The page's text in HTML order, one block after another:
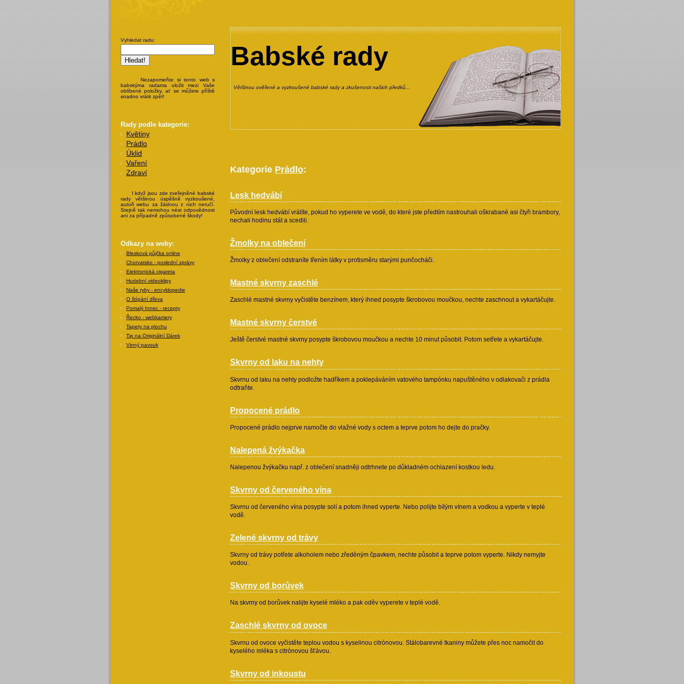
Babské rady
Většinou ověřené a vyzkoušené babské rady a zkušenosti našich předků...
Kategorie Prádlo:
Lesk hedvábí
Původní lesk hedvábí vrátíte, pokud ho vyperete ve vodě, do které jste předtím nastrouhali oškrabané asi čtyři brambory,
nechali hodinu stát a scedili.
Žmolky na oblečení
Žmolky z oblečení odstraníte třením látky v protisměru starými punčocháči.
Mastné skvrny zaschlé
Zaschlé mastné skvrny vyčistěte benzínem, který ihned posypte škrobovou moučkou, nechte zaschnout a vykartáčujte.
Mastné skvrny čerstvé
Ještě čerstvé mastné skvrny posypte škrobovou moučkou a nechte 10 minut působit. Potom setřete a vykartáčujte.
Skvrny od laku na nehty
Skvrnu od laku na nehty podložte hadříkem a poklepáváním vatového tampónku napuštěného v odlakovači z prádla
odtraňte.
Propocené prádlo
Propocené prádlo nejprve namočte do vlažné vody s octem a teprve potom ho dejte do pračky.
Nalepená žvýkačka
Nalepenou žvýkačku např. z oblečení snadněji odtrhnete po důkladném ochlazení kostkou ledu.
Skvrny od červeného vína
Skvrnu od červeného vína posypte solí a potom ihned vyperte. Nebo polijte bílým vínem a vodkou a vyperte v teplé
vodě.
Zelené skvrny od trávy
Skvrny od trávy potřete alkoholem nebo zředěným čpavkem, nechte působit a teprve potom vyperte. Nikdy nemyjte
vodou.
Skvrny od borůvek
Na skvrny od borůvek nalijte kyselé mléko a pak oděv vyperete v teplé vodě.
Zaschlé skvrny od ovoce
Skvrnu od ovoce vyčistěte teplou vodou s kyselinou citrónovou. Stálobarevné tkaniny můžete přes noc namočit do
kyselého mléka s citrónovou šťávou.
Skvrny od inkoustu
Vyhledat radu:
Nezapomeňte si tento web s
babskýma radama uložit mezi Vaše
oblíbené položky, ať se můžete příště
snadno vrátit zpět!
Rady podle kategorie:
Květiny
Prádlo
Úklid
Vaření
Zdraví
I když jsou zde zveřejněné babské
rady většinou úspěšně vyzkoušené,
autoři webu za žádnou z nich neručí.
Stejně tak nemohou nést odpovědnost
ani za případně způsobené škody!
Odkazy na weby:
Blesková půjčka online
Chorvatsko - poslední zprávy
Elektronická cigareta
Hudební videoklipy
Naše ryby - encyklopedie
O štípání dřeva
Pomalý hrnec - recepty
Řecko - webkamery
Tapety na plochu
Tip na Originální Dárek
Vinný pavouk